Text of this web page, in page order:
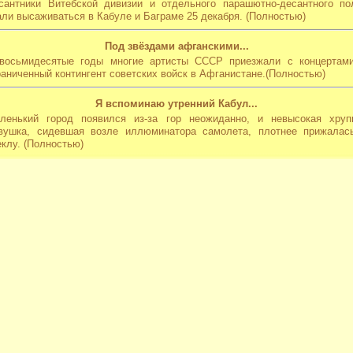
Витебской дивизии и отдельного парашютно-десантного
высаживаться в Кабуле и Баграме 25 декабря. (Полностью)
Под звёздами афганскими...
годы многие артисты СССР приезжали с
контингент советских войск в Афганистане.(Полностью)
Я вспоминаю утренний Кабул...
город появился из-за гор неожиданно, и невысокая
сидевшая возле иллюминатора самолета, плотнее
(Полностью)